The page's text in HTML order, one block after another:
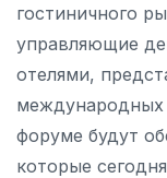
гостиничного
управляющие
отелями,
международных
форуме будут
которые